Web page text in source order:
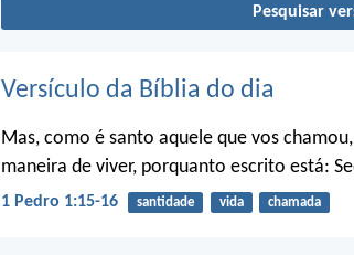
Pesquisar
Versículo da Bíblia do dia
Mas, como é santo aquele que vos
maneira de viver, porquanto escrito está:
1 Pedro 1:15-16 santidade vida chamada